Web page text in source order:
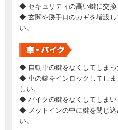
◆ セキュリティの高い鍵に交換
◆ 玄関や勝手口のカギを増設し
い。
◆ 自動車の鍵をなくしてしまっ
◆ 車の鍵をインロックしてしま
しい。
◆ バイクの鍵をなくしてしまい
◆ メットインの中に鍵を閉じ込
い。